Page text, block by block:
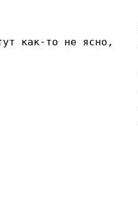
как-то не ясно,